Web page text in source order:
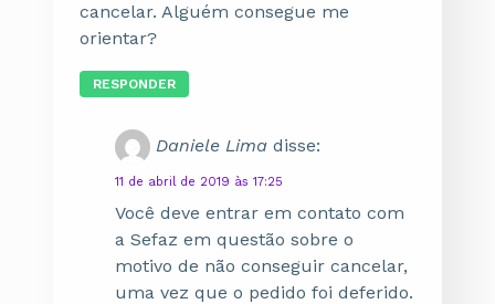
cancelar. Alguém consegue me
orientar?
RESPONDER
Daniele Lima disse:
11 de abril de 2019 às 17:25
Você deve entrar em contato com
a Sefaz em questão sobre o
motivo de não conseguir cancelar,
uma vez que o pedido foi deferido.